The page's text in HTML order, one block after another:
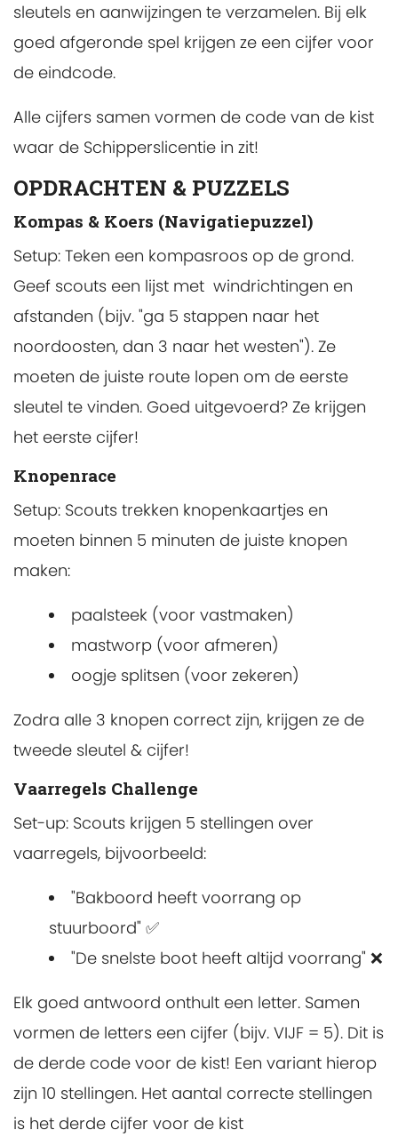
sleutels en aanwijzingen te verzamelen. Bij elk
goed afgeronde spel krijgen ze een cijfer voor
de eindcode.
Alle cijfers samen vormen de code van de kist
waar de Schipperslicentie in zit!
OPDRACHTEN & PUZZELS
Kompas & Koers (Navigatiepuzzel)
Setup: Teken een kompasroos op de grond.
Geef scouts een lijst met windrichtingen en
afstanden (bijv. "ga 5 stappen naar het
noordoosten, dan 3 naar het westen"). Ze
moeten de juiste route lopen om de eerste
sleutel te vinden. Goed uitgevoerd? Ze krijgen
het eerste cijfer!
Knopenrace
Setup: Scouts trekken knopenkaartjes en
moeten binnen 5 minuten de juiste knopen
maken:
paalsteek (voor vastmaken)
mastworp (voor afmeren)
oogje splitsen (voor zekeren)
Zodra alle 3 knopen correct zijn, krijgen ze de
tweede sleutel & cijfer!
Vaarregels Challenge
Set-up: Scouts krijgen 5 stellingen over
vaarregels, bijvoorbeeld:
"Bakboord heeft voorrang op
stuurboord" ✅
"De snelste boot heeft altijd voorrang" ❌
Elk goed antwoord onthult een letter. Samen
vormen de letters een cijfer (bijv. VIJF = 5). Dit is
de derde code voor de kist! Een variant hierop
zijn 10 stellingen. Het aantal correcte stellingen
is het derde cijfer voor de kist